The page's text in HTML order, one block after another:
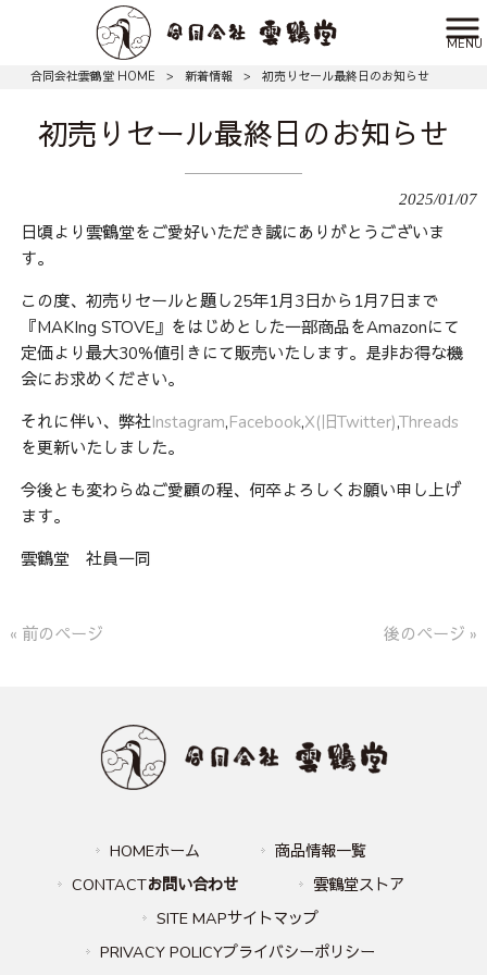
MENU
合同会社雲鶴堂 HOME > 新着情報 > 初売りセール最終日のお知らせ
初売りセール最終日のお知らせ
2025/01/07
日頃より雲鶴堂をご愛好いただき誠にありがとうございま
す。
この度、初売りセールと題し25年1月3日から1月7日まで
『MAKIng STOVE』をはじめとした一部商品をAmazonにて
定価より最大30%値引きにて販売いたします。是非お得な機
会にお求めください。
それに伴い、弊社Instagram,Facebook,X(旧Twitter),Threads
を更新いたしました。
今後とも変わらぬご愛顧の程、何卒よろしくお願い申し上げ
ます。
雲鶴堂 社員一同
« 前のページ 後のページ »
HOMEホーム
商品情報一覧
CONTACTお問い合わせ
雲鶴堂ストア
SITE MAPサイトマップ
PRIVACY POLICYプライバシーポリシー